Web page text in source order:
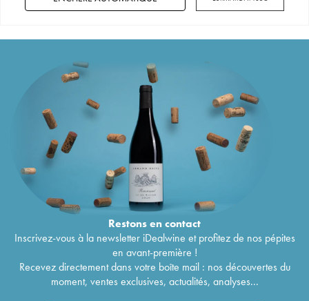
Restons encontact
Inscrivez-vous à la newsletter iDealwine et profitez de nos pépites
en avant-première !
Recevez directement dans votre boîte mail : nos découvertes du
moment, ventes exclusives, actualités, analyses...